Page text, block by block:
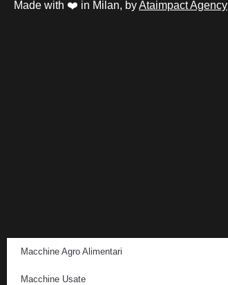
Made with ❤️ in Milan, byAtaimpact Agency
Macchine Agro Alimentari
Macchine Usate